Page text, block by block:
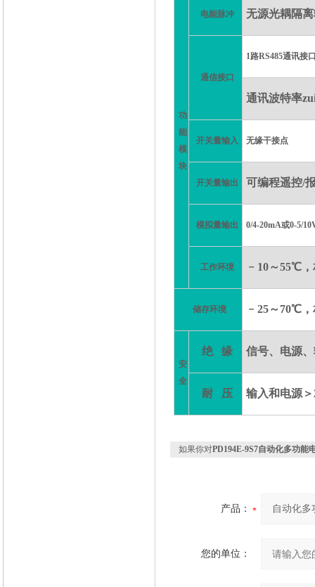
功
能
模
块
电能脉冲 无源光耦隔
通信接口
1路RS485通讯接
通讯波特率
开关量输入 无缘干接点
开关量输出 可编程遥控/
模拟量输出 0/4-20mA或0-5/
工作环境 ﹣ 10～55℃，
储存环境 ﹣ 25～70℃，
安
全
绝 缘 信号、电源
耐 压 输入和电源
如果你对PD194E-9S7自动化多功能
产品：
您的单位：